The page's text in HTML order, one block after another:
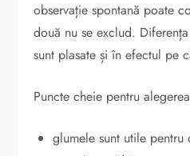
observație spontană poate
două nu se exclud.
sunt plasate și în efectul pe
Puncte cheie pentru
glumele sunt utile pentru